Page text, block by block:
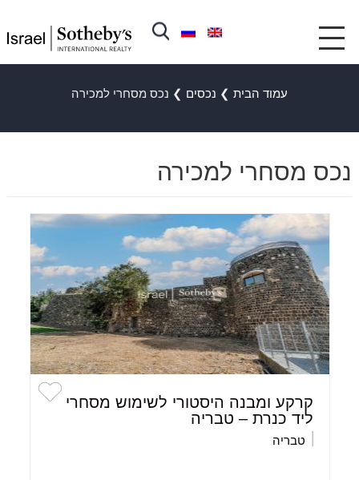
עמוד הבית ❯ נכסים ❯ נכס מסחרי למכירה
נכס מסחרי למכירה
קרקע ומבנה היסטורי לשימוש מסחרי
ליד כנרת – טבריה
טבריה